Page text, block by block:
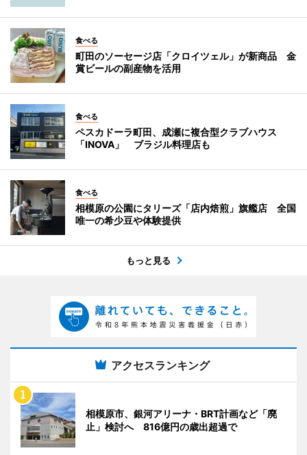
食べる
町田のソーセージ店「クロイツェル」が新商品 金
賞ビールの副産物を活用
食べる
ペスカドーラ町田、成瀬に複合型クラブハウス
「INOVA」 ブラジル料理店も
食べる
相模原の公園にタリーズ「店内焙煎」旗艦店 全国
唯一の希少豆や体験提供
もっと見る
アクセスランキング
相模原市、銀河アリーナ・BRT計画など「廃
止」検討へ 816億円の歳出超過で